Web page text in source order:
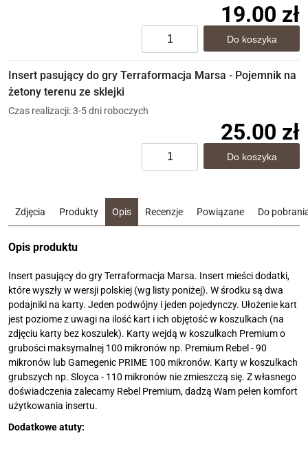
19.00 zł
Insert pasujący do gry Terraformacja Marsa - Pojemnik na
żetony terenu ze sklejki
Czas realizacji: 3-5 dni roboczych
25.00 zł
Zdjęcia Produkty Opis Recenzje Powiązane Do
Opis produktu
Insert pasujący do gry Terraformacja Marsa. Insert mieści dodatki,
które wyszły w wersji polskiej (wg listy poniżej). W środku są dwa
podajniki na karty. Jeden podwójny i jeden pojedynczy. Ułożenie kart
jest poziome z uwagi na ilość kart i ich objętość w koszulkach (na
zdjęciu karty bez koszulek). Karty wejdą w koszulkach Premium o
grubości maksymalnej 100 mikronów np. Premium Rebel - 90
mikronów lub Gamegenic PRIME 100 mikronów. Karty w koszulkach
grubszych np. Sloyca - 110 mikronów nie zmieszczą się. Z własnego
doświadczenia zalecamy Rebel Premium, dadzą Wam pełen komfort
użytkowania insertu.
Dodatkowe atuty: